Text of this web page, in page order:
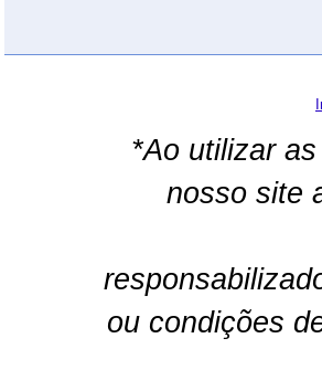
*Ao utilizar
nosso site
ou condições